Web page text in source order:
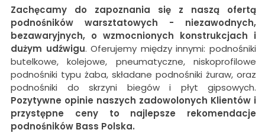
Zachęcamy do zapoznania się z naszą ofertą
podnośników warsztatowych - niezawodnych,
bezawaryjnych, o wzmocnionych konstrukcjach i
dużym udźwigu. Oferujemy między innymi: podnośniki
butelkowe, kolejowe, pneumatyczne, niskoprofilowe
podnośniki typu żaba, składane podnośniki żuraw, oraz
podnośniki do skrzyni biegów i płyt gipsowych.
Pozytywne opinie naszych zadowolonych Klientów i
przystępne ceny to najlepsze rekomendacje
podnośników Bass Polska.